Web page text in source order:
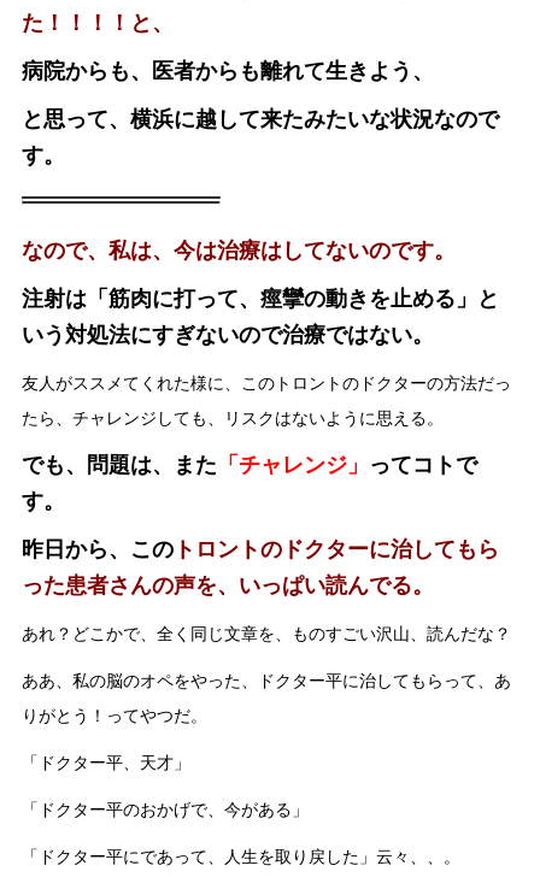
た！！！！と、
病院からも、医者からも離れて生きよう、
と思って、横浜に越して来たみたいな状況なので
す。
なので、私は、今は治療はしてないのです。
注射は「筋肉に打って、痙攣の動きを止める」と
いう対処法にすぎないので治療ではない。
友人がススメてくれた様に、このトロントのドクターの方法だっ
たら、チャレンジしても、リスクはないように思える。
でも、問題は、また 「チャレンジ」 ってコトで
す。
昨日から、この トロントのドクターに治してもら
った患者さんの声を、いっぱい読んでる。
あれ？どこかで、全く同じ文章を、ものすごい沢山、読んだな？
ああ、私の脳のオペをやった、ドクター平に治してもらって、あ
りがとう！ってやつだ。
「ドクター平、天才」
「ドクター平のおかげで、今がある」
「ドクター平にであって、人生を取り戻した」云々、、。